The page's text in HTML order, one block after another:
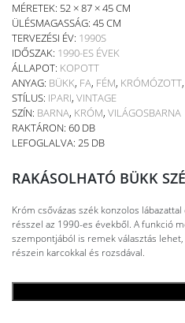
MÉRETEK: 52 × 87 × 45 CM
ÜLÉSMAGASSÁG: 45 CM
TERVEZÉSI ÉV: 1990S
IDŐSZAK: 1990-ES ÉVEK
ÁLLAPOT: KOPOTT
ANYAG: BÜKK, FA, FÉM, KRÓMÓZOTT,
STÍLUS: IPARI, VINTAGE
SZÍN: BARNA, KRÓM, VILÁGOSBARNA
RAKTÁRON: 60 DB
LEFOGLALVA: 25 DB
RAKÁSOLHATÓ BÜKK
Króm csővázas szék konzolos
résszel az 1990-es évekből. A funkció
szempontjából is remek választás
részein karcokkal és rozsdával.